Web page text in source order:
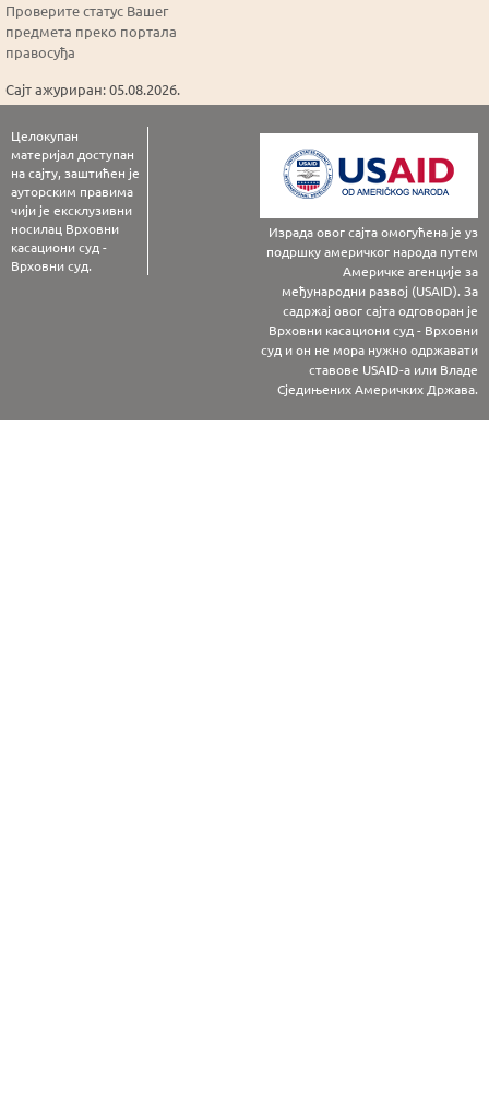
Проверите статус Вашег
предмета преко портала
правосуђа
Сајт ажуриран: 05.08.2026.
Целокупан
материјал доступан
на сајту, заштићен је
ауторским правима
чији је ексклузивни
носилац Врховни
касациони суд -
Врховни суд.
Израда овог сајта омогућена је уз
подршку америчког народа путем
Америчке агенције за
међународни развој (USAID). За
садржај овог сајта одговоран је
Врховни касациони суд - Врховни
суд и он не мора нужно одржавати
ставове USAID-а или Владе
Сједињених Америчких Држава.